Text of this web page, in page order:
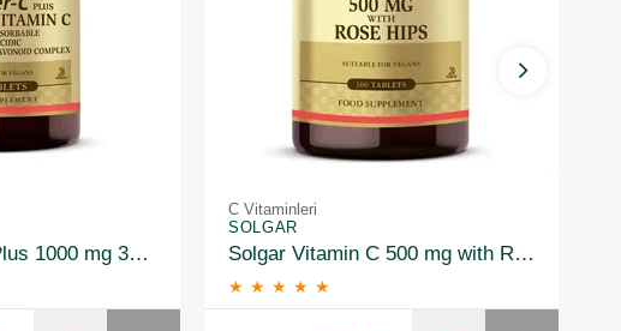
Solgar Ester-C Plus 1000 mg 30 Kapsül 3 Adet
C Vitaminleri
SOLGAR
Solgar Vitamin C 500 mg with Rose Hips 100 Tablet
★ ★ ★ ★ ★